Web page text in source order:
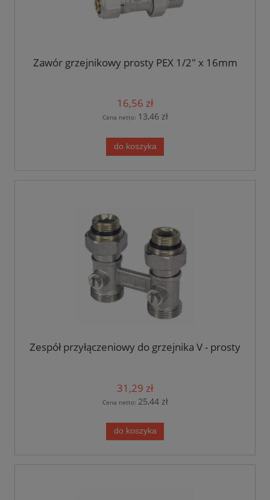
Zawór grzejnikowy prosty PEX 1/2" x 16mm
16,56 zł
Cena netto: 13,46 zł
do koszyka
Zespół przyłączeniowy do grzejnika V - prosty
31,29 zł
Cena netto: 25,44 zł
do koszyka